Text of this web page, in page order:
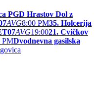
PGD Hrastov Dol z
AVG8:00 PM35. Holcerija
07AVG19:0021. Cvičkov
PMDvodnevna gasilska